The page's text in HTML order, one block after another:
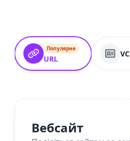
Популярне
URL
Вебсайт